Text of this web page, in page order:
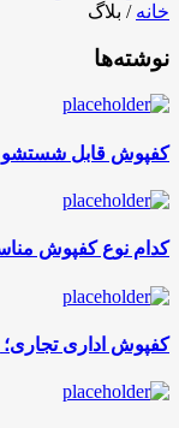
خانه / بلاگ
نوشته‌ها
کفپوش قابل شستشو —
کدام نوع کفپوش
کفپوش اداری تجاری؛